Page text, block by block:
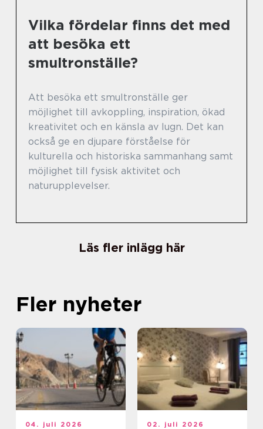
Vilka fördelar finns det med
att besöka ett
smultronställe?
Att besöka ett smultronställe ger
möjlighet till avkoppling, inspiration, ökad
kreativitet och en känsla av lugn. Det kan
också ge en djupare förståelse för
kulturella och historiska sammanhang samt
möjlighet till fysisk aktivitet och
naturupplevelser.
Läs fler inlägg här
Fler nyheter
04. juli 2026 02. juli 2026